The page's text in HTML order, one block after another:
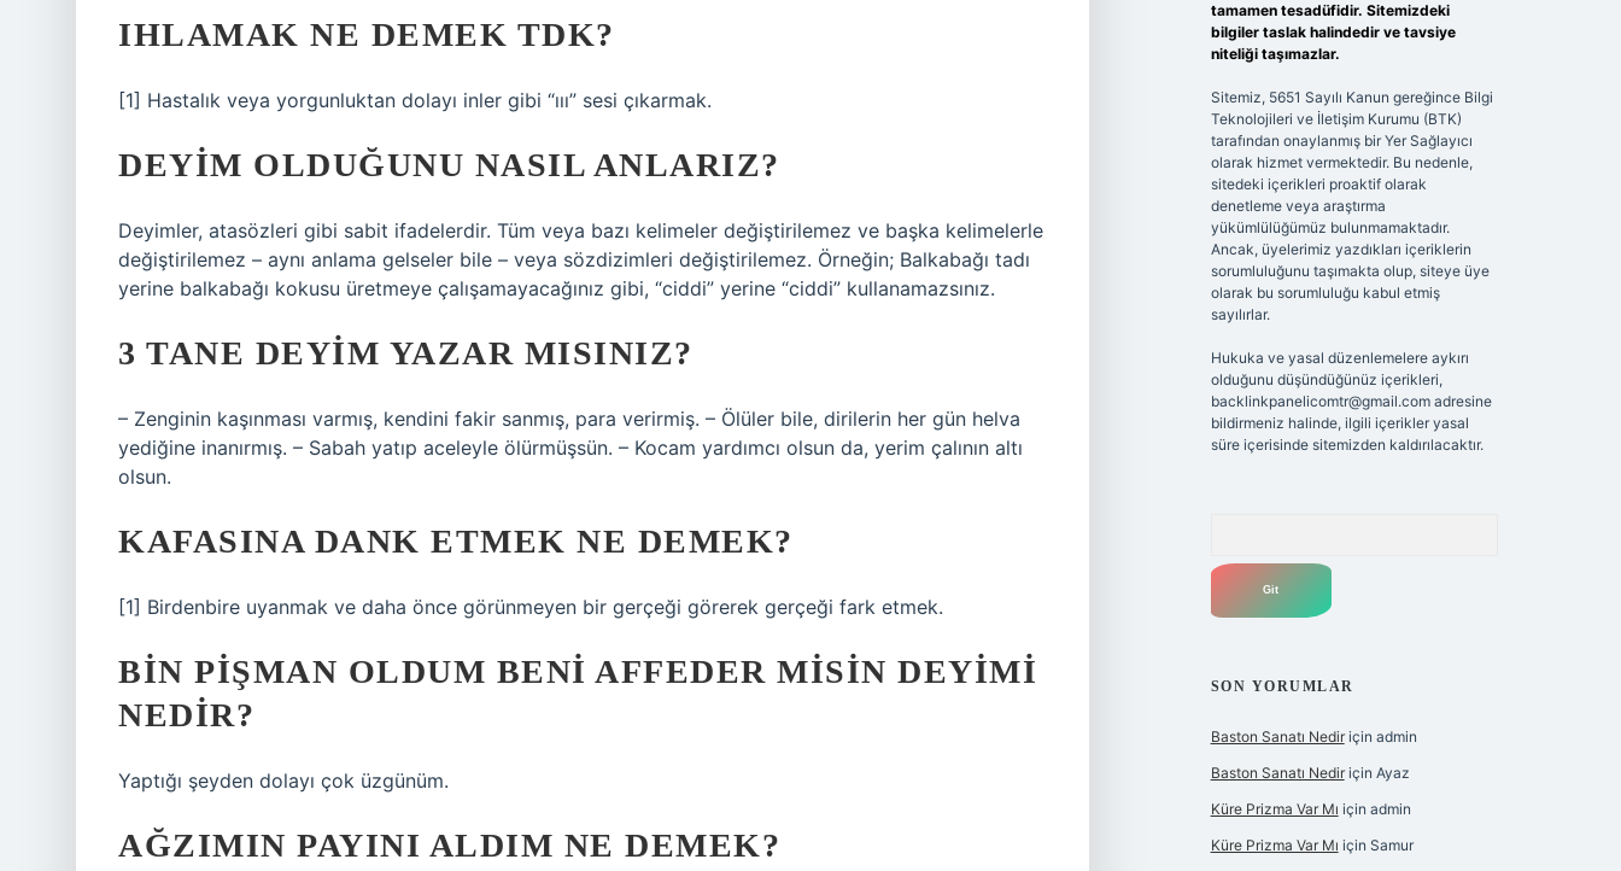
IHLAMAK NE DEMEK TDK?
[1] Hastalık veya yorgunluktan dolayı inler gibi “ııı” sesi çıkarmak.
DEYIM OLDUĞUNU NASIL ANLARIZ?
Deyimler, atasözleri gibi sabit ifadelerdir. Tüm veya bazı kelimeler değiştirilemez ve başka kelimelerle
değiştirilemez – aynı anlama gelseler bile – veya sözdizimleri değiştirilemez. Örneğin; Balkabağı tadı
yerine balkabağı kokusu üretmeye çalışamayacağınız gibi, “ciddi” yerine “ciddi” kullanamazsınız.
3 TANE DEYIM YAZAR MISINIZ?
– Zenginin kaşınması varmış, kendini fakir sanmış, para verirmiş. – Ölüler bile, dirilerin her gün helva
yediğine inanırmış. – Sabah yatıp aceleyle ölürmüşsün. – Kocam yardımcı olsun da, yerim çalının altı
olsun.
KAFASINA DANK ETMEK NE DEMEK?
[1] Birdenbire uyanmak ve daha önce görünmeyen bir gerçeği görerek gerçeği fark etmek.
BIN PIŞMAN OLDUM BENI AFFEDER MISIN DEYIMI
NEDIR?
Yaptığı şeyden dolayı çok üzgünüm.
AĞZIMIN PAYINI ALDIM NE DEMEK?
tamamen tesadüfidir. Sitemizdeki
bilgiler taslak halindedir ve tavsiye
niteliği taşımazlar.
Sitemiz, 5651 Sayılı Kanun gereğince Bilgi
Teknolojileri ve İletişim Kurumu (BTK)
tarafından onaylanmış bir Yer Sağlayıcı
olarak hizmet vermektedir. Bu nedenle,
sitedeki içerikleri proaktif olarak
denetleme veya araştırma
yükümlülüğümüz bulunmamaktadır.
Ancak, üyelerimiz yazdıkları içeriklerin
sorumluluğunu taşımakta olup, siteye üye
olarak bu sorumluluğu kabul etmiş
sayılırlar.
Hukuka ve yasal düzenlemelere aykırı
olduğunu düşündüğünüz içerikleri,
backlinkpanelicomtr@gmail.comadresine
bildirmeniz halinde, ilgili içerikler yasal
süre içerisinde sitemizden kaldırılacaktır.
SON YORUMLAR
Baston Sanatı Nediriçin admin
Baston Sanatı Nediriçin Ayaz
Küre Prizma Var Mı için admin
Küre Prizma Var Mı için Samur